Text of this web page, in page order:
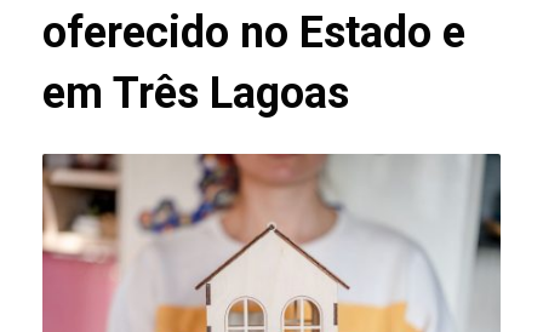
oferecido no Estado e
em Três Lagoas